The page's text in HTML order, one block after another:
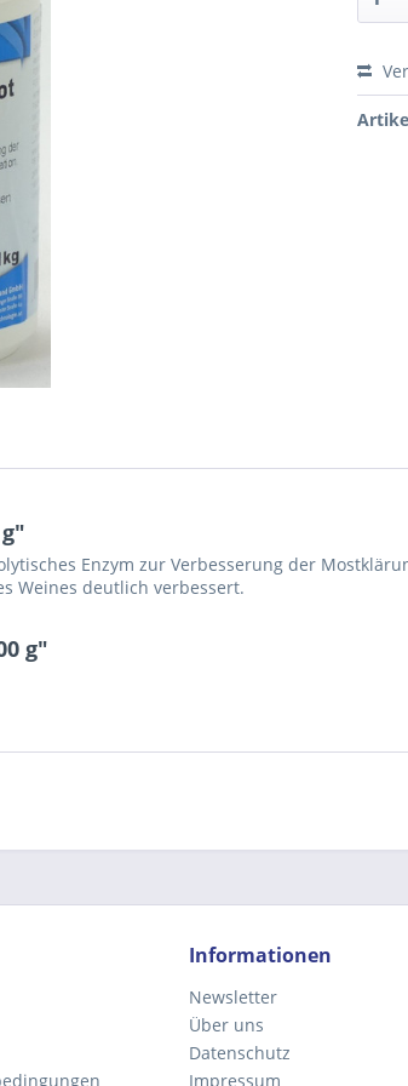
Enzym zur Verbesserung der
Weines deutlich verbessert.
g"
Informationen
Newsletter
Über uns
Datenschutz
Impressum